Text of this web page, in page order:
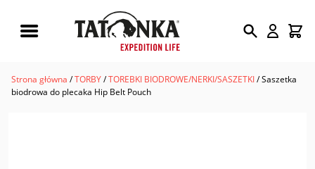
produktów
Strona główna /TORBY/TOREBKI BIODROWE/NERKI/SASZETKI/ Saszetka
biodrowa do plecaka Hip Belt Pouch